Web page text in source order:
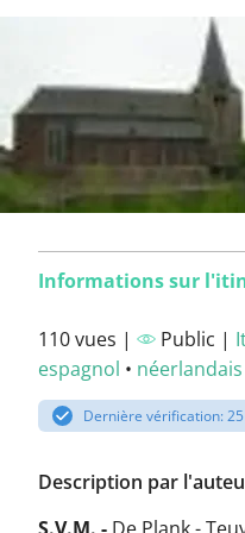
Informations sur
110 vues | Public |
espagnol • néerlandais
Dernière vérification:
Description par